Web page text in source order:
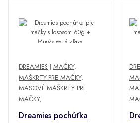
DREAMIES | MAČKY,
MAŠKRTY PRE MAČKY,
MÄSOVÉ MAŠKRTY PRE
MAČKY,
Dreamies pochúťka